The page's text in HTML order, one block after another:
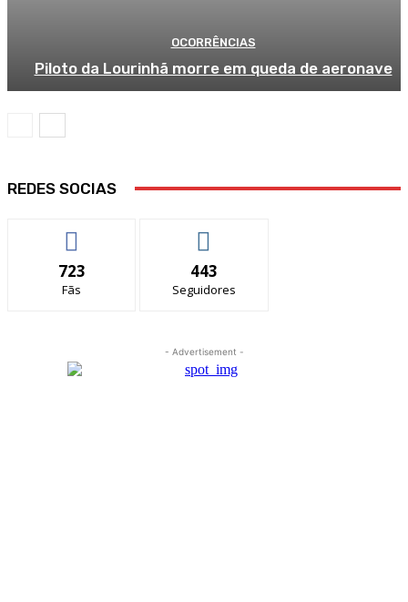
OCORRÊNCIAS
Piloto da Lourinhã morre em queda de aeronave
REDES SOCIAS
723
Fãs
443
Seguidores
- Advertisement -